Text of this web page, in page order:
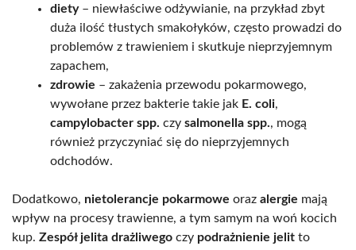
diety– niewłaściwe odżywianie, na przykład zbyt
duża ilość tłustych smakołyków, często prowadzi do
problemów z trawieniem i skutkuje nieprzyjemnym
zapachem,
zdrowie – zakażenia przewodu pokarmowego,
wywołane przez bakterie takie jak E. coli,
campylobacter spp. czy salmonella spp., mogą
również przyczyniać się do nieprzyjemnych
odchodów.
Dodatkowo, nietolerancje pokarmowe oraz alergie mają
wpływ na procesy trawienne, a tym samym na woń kocich
kup. Zespół jelita drażliwego czy podrażnienie jelit to